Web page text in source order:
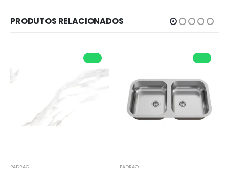
PRODUTOS RELACIONADOS
PADRAO PADRAO